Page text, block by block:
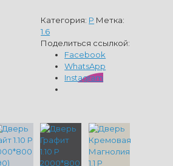
1.6
P
ст.матовое
Категория: P Метка:
1.6
Поделиться ссылкой:
Facebook
WhatsApp
Instagram